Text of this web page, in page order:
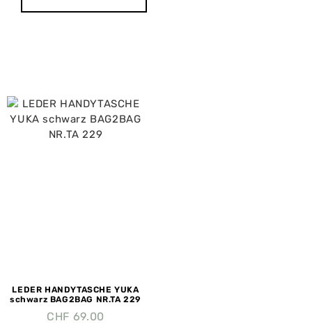
LEDER HANDYTASCHE YUKA
schwarz BAG2BAG NR.TA 229
CHF 69.00